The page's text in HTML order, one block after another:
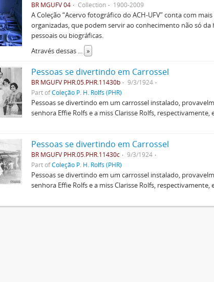
BR MGUFV 04 Collection 1900-2009
A Coleção “Acervo fotográfico do ACH-UFV” conta com
organizadas, que podem servir ao conhecimento não só
pessoais ou biográficas.
Através dessas
»
Pessoas se divertindo em Carrossel
BR MGUFV PHR.05.PHR.11430b
9/3/1924
Part ofColeção P. H. Rolfs (PHR)
Pessoas se divertindo em um carrossel instalado,
senhora Effie Rolfs e a miss Clarisse Rolfs, respectivamente,
Pessoas se divertindo em Carrossel
BR MGUFV PHR.05.PHR.11430c
9/3/1924
Part ofColeção P. H. Rolfs (PHR)
Pessoas se divertindo em um carrossel instalado,
senhora Effie Rolfs e a miss Clarisse Rolfs, respectivamente,